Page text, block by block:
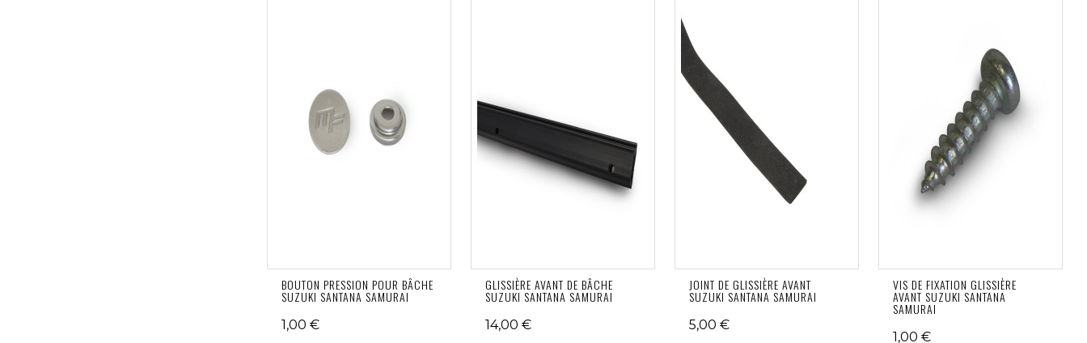
BOUTON PRESSION POUR BÂCHE
SUZUKI SANTANA SAMURAI
1,00 €
GLISSIÈRE AVANT DE BÂCHE
SUZUKI SANTANA SAMURAI
14,00 €
JOINT DE GLISSIÈRE AVANT
SUZUKI SANTANA SAMURAI
5,00 €
VIS DE FIXATION GLISSIÈRE
AVANT SUZUKI SANTANA
SAMURAI
1,00 €